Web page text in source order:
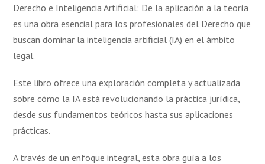
Derecho e Inteligencia Artificial: De la aplicación a la teoría
es una obra esencial para los profesionales del Derecho que
buscan dominar la inteligencia artificial (IA) en el ámbito
legal.
Este libro ofrece una exploración completa y actualizada
sobre cómo la IA está revolucionando la práctica jurídica,
desde sus fundamentos teóricos hasta sus aplicaciones
prácticas.
A través de un enfoque integral, esta obra guía a los